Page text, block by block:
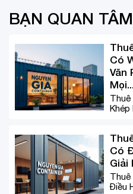
BẠN QUAN TÂM
Có
Văn
Mọi...
Thuê
Khép
Có
Giải
Điều